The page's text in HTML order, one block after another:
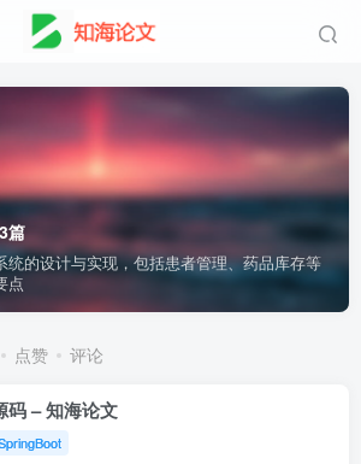
篇
统的设计与实现，包括患者管理、药品库存等
点
点赞 评论
码 – 知海论文